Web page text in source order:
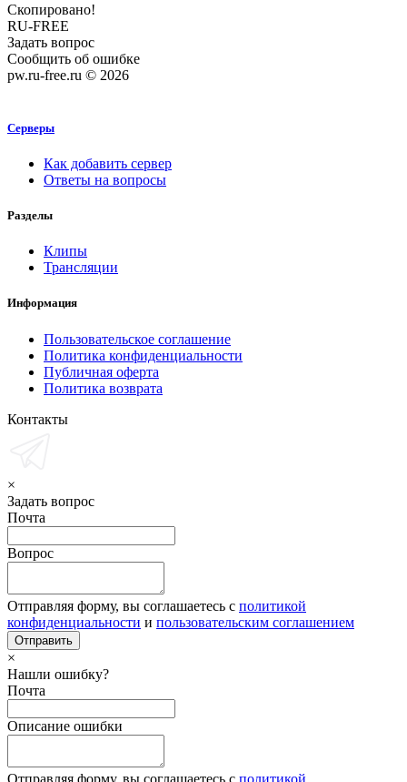
Скопировано!
RU-FREE
Задать вопрос
Сообщить об ошибке
pw.ru-free.ru © 2026
Серверы
Как добавить сервер
Ответы на вопросы
Разделы
Клипы
Трансляции
Информация
Пользовательское соглашение
Политика конфиденциальности
Публичная оферта
Политика возврата
Контакты
×
Задать вопрос
Почта
Вопрос
Отправляя форму, вы соглашаетесь с политикой
конфиденциальности и пользовательским соглашением
×
Нашли ошибку?
Почта
Описание ошибки
Отправляя форму, вы соглашаетесь с политикой